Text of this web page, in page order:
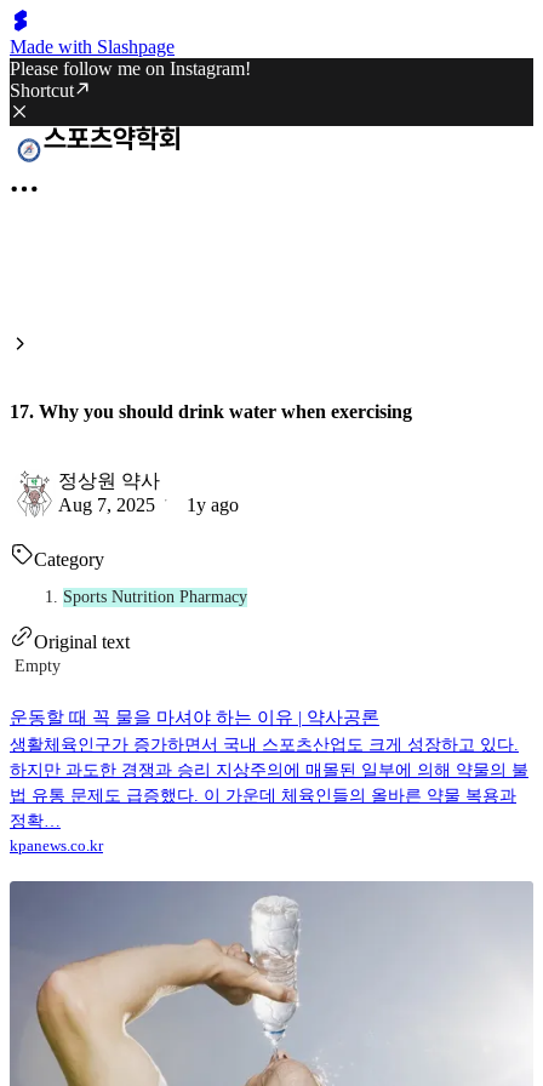
Made with Slashpage
Please follow me on Instagram!
Shortcut
17. Why you should drink water when exercising
정상원 약사
Aug 7, 2025
1y ago
Category
Sports Nutrition Pharmacy
Original text
Empty
운동할 때 꼭 물을 마셔야 하는 이유 | 약사공론
생활체육인구가 증가하면서 국내 스포츠산업도 크게 성장하고 있다.
하지만 과도한 경쟁과 승리 지상주의에 매몰된 일부에 의해 약물의 불
법 유통 문제도 급증했다. 이 가운데 체육인들의 올바른 약물 복용과
정확…
kpanews.co.kr